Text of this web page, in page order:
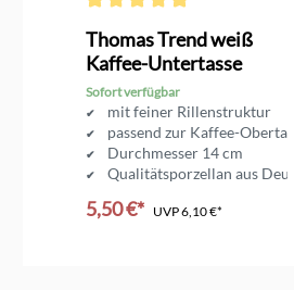
Thomas Trend weiß
Kaffee-Untertasse
Sofort verfügbar
mit feiner Rillenstruktur
passend zur Kaffee-
Durchmesser 14 cm
Qualitätsporzellan aus
5,50 €* UVP6,10 €*